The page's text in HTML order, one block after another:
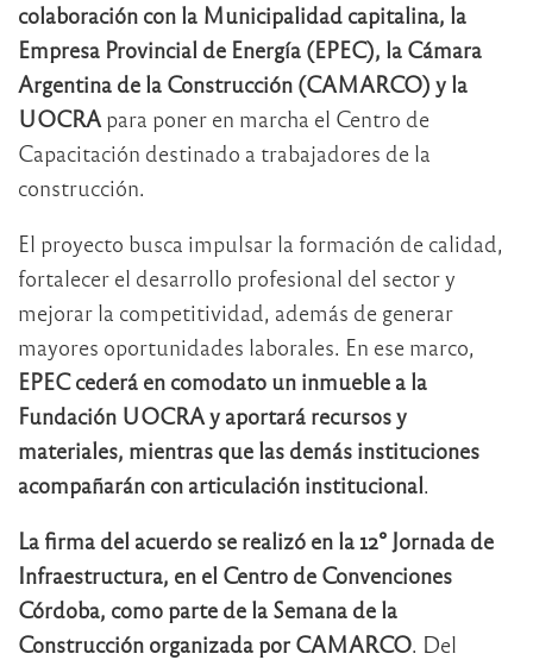
colaboración con la Municipalidad capitalina, la
Empresa Provincial de Energía (EPEC), la Cámara
Argentina de la Construcción (CAMARCO) y la
UOCRA para poner en marcha el Centro de
Capacitación destinado a trabajadores de la
construcción.
El proyecto busca impulsar la formación de calidad,
fortalecer el desarrollo profesional del sector y
mejorar la competitividad, además de generar
mayores oportunidades laborales. En ese marco,
EPEC cederá en comodato un inmueble a la
Fundación UOCRA y aportará recursos y
materiales, mientras que las demás instituciones
acompañarán con articulación institucional.
La firma del acuerdo se realizó en la 12° Jornada de
Infraestructura, en el Centro de Convenciones
Córdoba, como parte de la Semana de la
Construcción organizada por CAMARCO. Del